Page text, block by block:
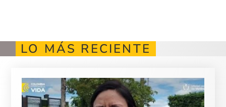
LO MÁS RECIENTE